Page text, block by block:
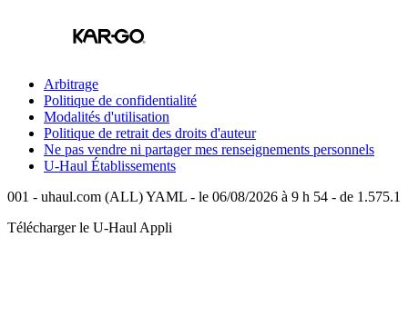
Arbitrage
Politique de confidentialité
Modalités d'utilisation
Politique de retrait des droits d'auteur
Ne pas vendre ni partager mes renseignements personnels
U-Haul Établissements
001 - uhaul.com (ALL) YAML - le 06/08/2026 à 9 h 54 - de 1.575.1
Télécharger le U-Haul Appli